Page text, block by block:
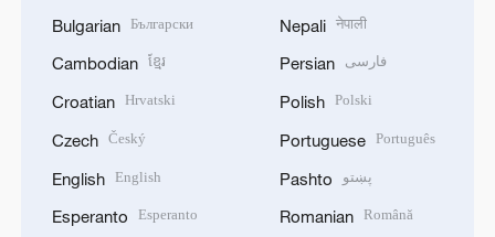
Bulgarian Български
Cambodian ខ្មែរ
Croatian Hrvatski
Czech Český
English English
Esperanto Esperanto
Nepali नेपाली
Persian فارسی
Polish Polski
Portuguese Português
Pashto پښتو
Romanian Română